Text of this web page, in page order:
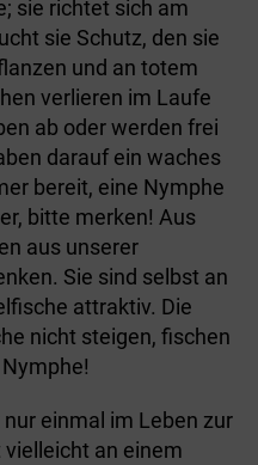
sie richtet sich am
sie Schutz, den sie
und an totem
verlieren im Laufe
ab oder werden frei
darauf ein waches
bereit, eine Nymphe
bitte merken! Aus
aus unserer
Sie sind selbst an
attraktiv. Die
nicht steigen, fischen
einmal im Leben zur
an einem